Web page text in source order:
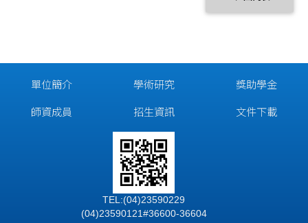
單位簡介
師資成員
學術研究
招生資訊
獎助學金
文件下載
TEL:(04)23590229
(04)23590121#36600-36604